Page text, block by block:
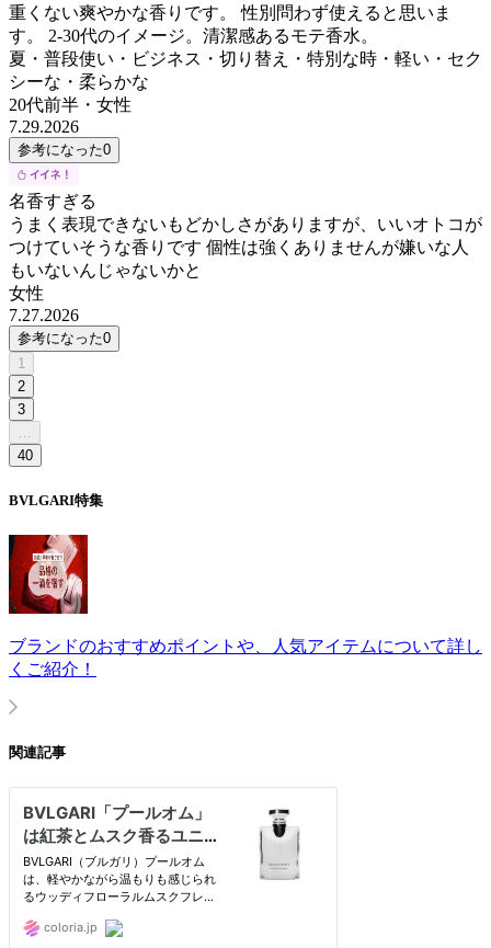
重くない爽やかな香りです。 性別問わず使えると思いま
す。 2-30代のイメージ。清潔感あるモテ香水。
夏・普段使い・ビジネス・切り替え・特別な時・軽い・セク
シーな・柔らかな
20代前半 ・ 女性
7.29.2026
参考になった0
名香すぎる
うまく表現できないもどかしさがありますが、いいオトコが
つけていそうな香りです 個性は強くありませんが嫌いな人
もいないんじゃないかと
女性
7.27.2026
参考になった0
1
2
3
40
BVLGARI特集
ブランドのおすすめポイントや、人気アイテムについて詳し
くご紹介！
関連記事